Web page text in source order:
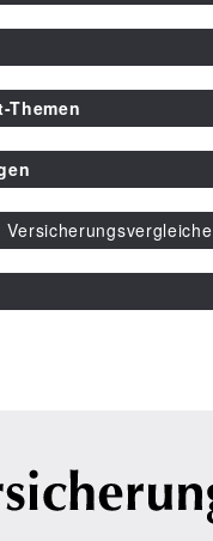
Themen
Versicherungsvergleiche